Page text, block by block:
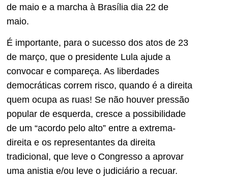
de maio e a marcha à Brasília dia 22 de
maio.
É importante, para o sucesso dos atos de 23
de março, que o presidente Lula ajude a
convocar e compareça. As liberdades
democráticas correm risco, quando é a direita
quem ocupa as ruas! Se não houver pressão
popular de esquerda, cresce a possibilidade
de um “acordo pelo alto” entre a extrema-
direita e os representantes da direita
tradicional, que leve o Congresso a aprovar
uma anistia e/ou leve o judiciário a recuar.